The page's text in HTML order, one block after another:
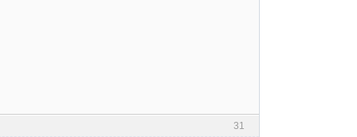
31